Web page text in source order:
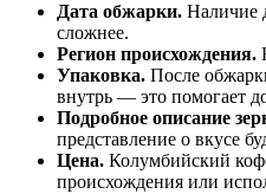
Дата обжарки. Наличие
сложнее.
Регион происхождения.
Упаковка. После
внутрь — это помогает
Подробное описание
представление о вкусе
Цена. Колумбийский
происхождения или